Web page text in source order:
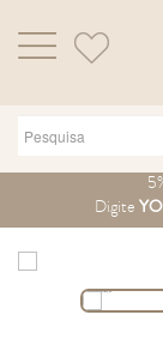
Pular para o
Digite